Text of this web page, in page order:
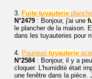
3. Fuite tuyauterie
N°2479 : Bonjour, j'ai une
le plancher de la maison.
dans les tuyauteries pour
4. Pourquoi tuyauterie
N°2584: Bonjour, il y a
cloquer. L'humidité était
une fenêtre dans la pièce.